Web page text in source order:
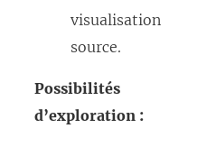
visualisation
source.
Possibilités
d’exploration :